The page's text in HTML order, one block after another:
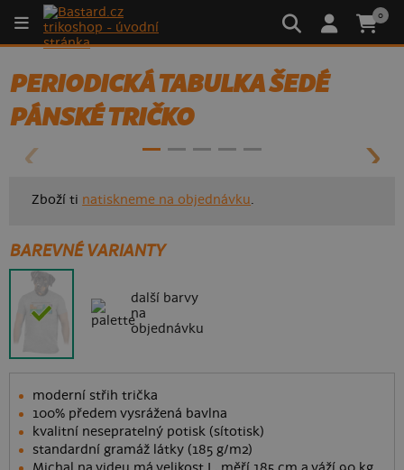
0
PERIODICKÁ TABULKA ŠEDÉ
PÁNSKÉ TRIČKO
- 50%
Zboží ti natiskneme na objednávku.
BAREVNÉ VARIANTY
další barvy
na
objednávku
moderní střih trička
100% předem vysrážená bavlna
kvalitní nesepratelný potisk (sítotisk)
standardní gramáž látky (185 g/m2)